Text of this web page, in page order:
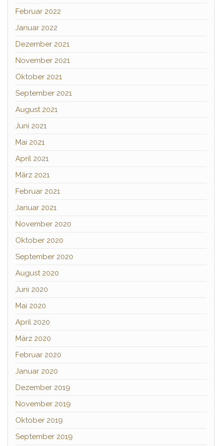
Februar 2022
Januar 2022
Dezember 2021
November 2021
Oktober 2021
September 2021
August 2021
Juni 2021
Mai 2021
April 2021
März 2021
Februar 2021
Januar 2021
November 2020
Oktober 2020
September 2020
August 2020
Juni 2020
Mai 2020
April 2020
März 2020
Februar 2020
Januar 2020
Dezember 2019
November 2019
Oktober 2019
September 2019